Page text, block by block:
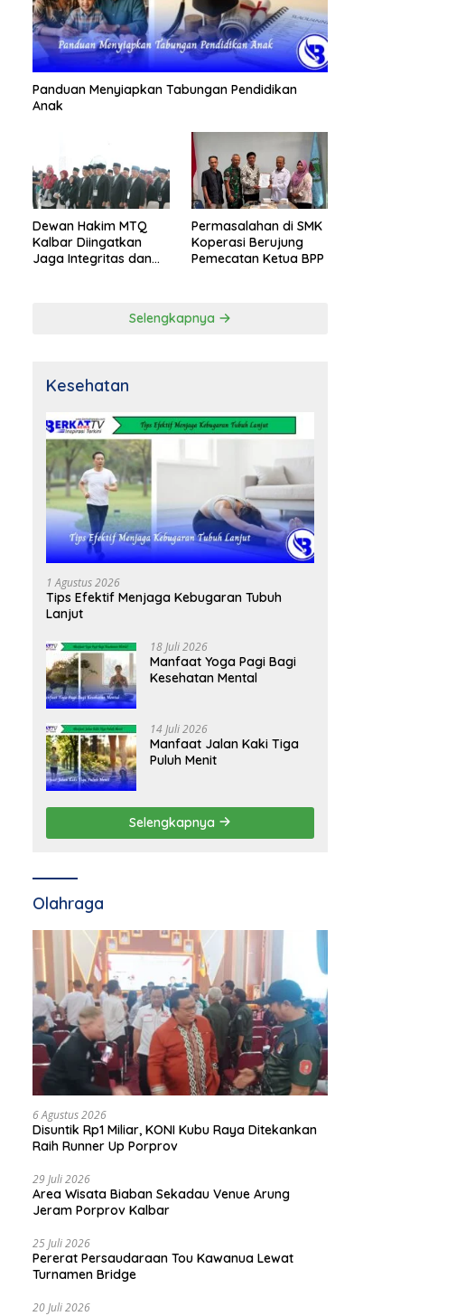
Panduan Menyiapkan Tabungan Pendidikan
Anak
Dewan Hakim MTQ
Kalbar Diingatkan
Jaga Integritas dan
Permasalahan di SMK
Koperasi Berujung
Pemecatan Ketua BPP
Selengkapnya
Kesehatan
1 Agustus 2026
Tips Efektif Menjaga Kebugaran Tubuh
Lanjut
18 Juli 2026
Manfaat Yoga Pagi Bagi
Kesehatan Mental
14 Juli 2026
Manfaat Jalan Kaki Tiga
Puluh Menit
Selengkapnya
Olahraga
6 Agustus 2026
Disuntik Rp1 Miliar, KONI Kubu Raya Ditekankan
Raih Runner Up Porprov
29 Juli 2026
Area Wisata Biaban Sekadau Venue Arung
Jeram Porprov Kalbar
25 Juli 2026
Pererat Persaudaraan Tou Kawanua Lewat
Turnamen Bridge
20 Juli 2026